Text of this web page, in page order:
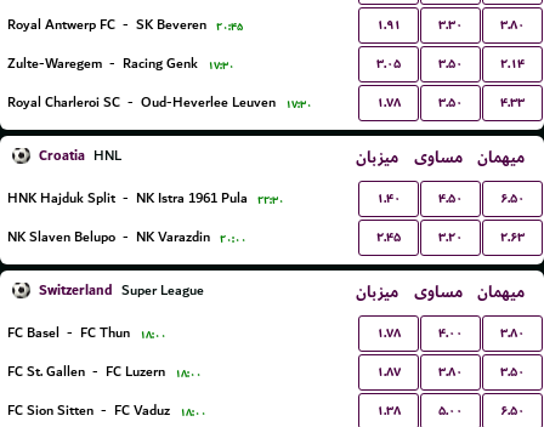
Royal Antwerp FC - SK Beveren ۲۰:۴۵ ۱.۹۱ ۳.۳۰ ۳.۸۰
Zulte-Waregem - Racing Genk ۱۷:۳۰ ۳.۰۵ ۳.۵۰ ۲.۱۴
Royal Charleroi SC - Oud-Heverlee Leuven ۱۷:۳۰ ۱.۷۸ ۳.۵۰ ۴.۳۳
Croatia HNL میزبان مساوی میهمان
HNK Hajduk Split - NK Istra 1961 Pula ۲۲:۳۰ ۱.۴۰ ۴.۵۰ ۶.۵۰
NK Slaven Belupo - NK Varazdin ۲۰:۰۰ ۲.۴۵ ۳.۲۰ ۲.۶۳
Switzerland Super League میزبان مساوی میهمان
FC Basel - FC Thun ۱۸:۰۰ ۱.۷۸ ۴.۰۰ ۳.۸۰
FC St. Gallen - FC Luzern ۱۸:۰۰ ۱.۸۷ ۳.۸۰ ۳.۵۰
FC Sion Sitten - FC Vaduz ۱۸:۰۰ ۱.۳۸ ۵.۰۰ ۶.۵۰